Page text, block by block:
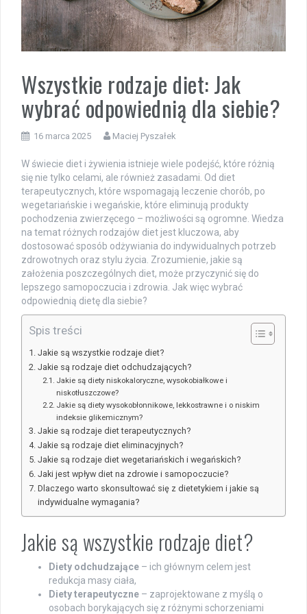
Wszystkie rodzaje diet: Jak
wybrać odpowiednią dla siebie?
16 marca 2025 Maciej Pyszałek
W świecie diet i żywienia istnieje wiele podejść, które różnią
się nie tylko celami, ale również zasadami. Od diet
terapeutycznych, które wspomagają leczenie chorób, po
wegetariańskie i wegańskie, które eliminują produkty
pochodzenia zwierzęcego – możliwości są ogromne. Wiedza
na temat różnych rodzajów diet jest kluczowa, aby
dostosować sposób odżywiania do indywidualnych potrzeb
zdrowotnych oraz stylu życia. Zrozumienie, jakie są
założenia poszczególnych diet, może przyczynić się do
lepszego samopoczucia i zdrowia. Jak więc wybrać
odpowiednią dietę dla siebie?
Spis treści
Jakie są wszystkie rodzaje diet?
Jakie są rodzaje diet odchudzających?
Jakie są diety niskokaloryczne, wysokobiałkowe i
niskotłuszczowe?
Jakie są diety wysokobłonnikowe, lekkostrawne i o niskim
indeksie glikemicznym?
Jakie są rodzaje diet terapeutycznych?
Jakie są rodzaje diet eliminacyjnych?
Jakie są rodzaje diet wegetariańskich i wegańskich?
Jaki jest wpływ diet na zdrowie i samopoczucie?
Dlaczego warto skonsultować się z dietetykiem i jakie są
indywidualne wymagania?
Jakie są wszystkie rodzaje diet?
Diety odchudzające – ich głównym celem jest
redukcja masy ciała,
Diety terapeutyczne – zaprojektowane z myślą o
osobach borykających się z różnymi schorzeniami